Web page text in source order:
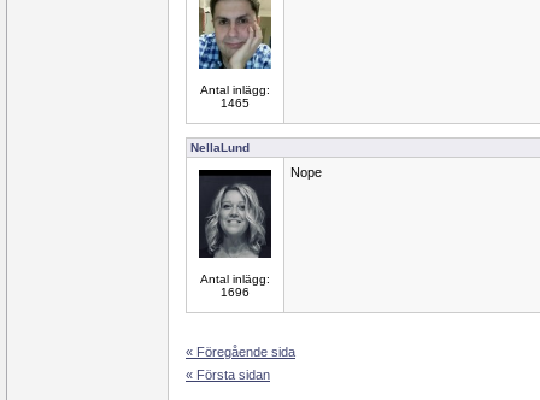
Antal inlägg:
1465
NellaLund
Antal inlägg:
1696
Nope
« Föregående sida
« Första sidan